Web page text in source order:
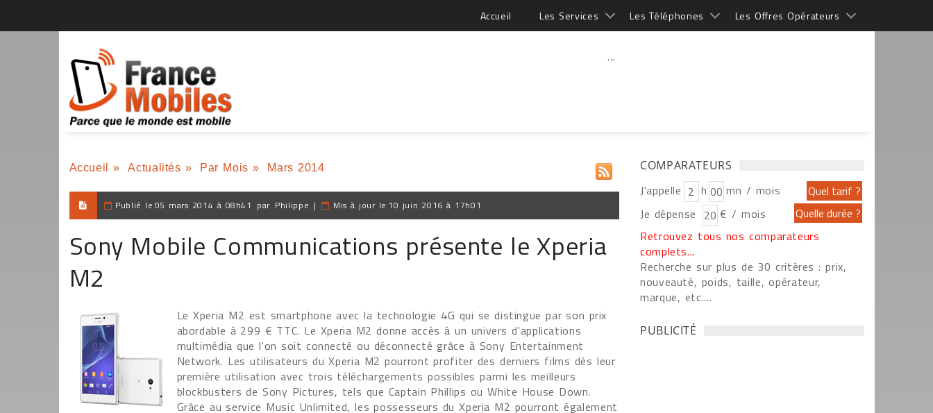
Accueil Les Services Les Téléphones Les Offres Opérateurs
...
Accueil » Actualités » Par Mois » Mars 2014
Publié le 05 mars 2014 à 08h41 par Philippe | Mis à jour le 10 juin 2016 à 17h01
Sony Mobile Communications présente le Xperia
M2
Le Xperia M2 est smartphone avec la technologie 4G qui se distingue par son prix
abordable à 299 € TTC. Le Xperia M2 donne accès à un univers d'applications
multimédia que l'on soit connecté ou déconnecté grâce à Sony Entertainment
Network. Les utilisateurs du Xperia M2 pourront profiter des derniers films dès leur
première utilisation avec trois téléchargements possibles parmi les meilleurs
blockbusters de Sony Pictures, tels que Captain Phillips ou White House Down.
Grâce au service Music Unlimited, les possesseurs du Xperia M2 pourront également
COMPARATEURS
J'appelle h
mn / mois
Je dépense
€ / mois
Retrouvez tous nos comparateurs
complets...
Recherche sur plus de 30 critères : prix,
nouveauté, poids, taille, opérateur,
marque, etc....
PUBLICITÉ